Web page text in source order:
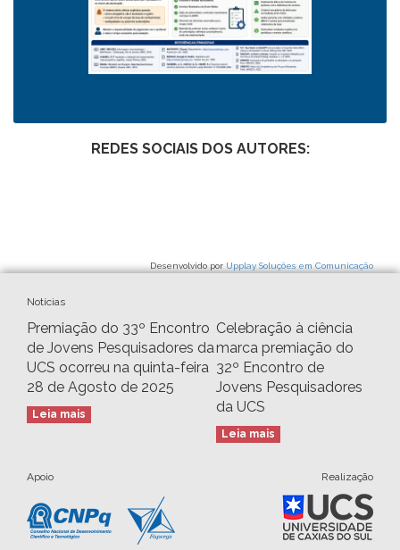
REDES SOCIAIS DOS AUTORES:
Desenvolvido por Upplay Soluções em Comunicação
Notícias
Premiação do 33º Encontro
de Jovens Pesquisadores da
UCS ocorreu na quinta-feira
28 de Agosto de 2025
Leia mais
Celebração à ciência
marca premiação do
32º Encontro de
Jovens Pesquisadores
da UCS
Leia mais
Apoio Realização